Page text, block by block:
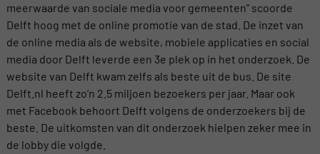
meerwaarde van sociale media voor gemeenten” scoorde
Delft hoog met de online promotie van de stad. De inzet van
de online media als de website, mobiele applicaties en social
media door Delft leverde een 3e plek op in het onderzoek. De
website van Delft kwam zelfs als beste uit de bus. De site
Delft.nl heeft zo’n 2.5 miljoen bezoekers per jaar. Maar ook
met Facebook behoort Delft volgens de onderzoekers bij de
beste. De uitkomsten van dit onderzoek hielpen zeker mee in
de lobby die volgde.